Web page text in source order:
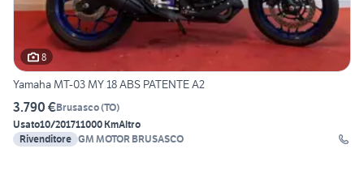
8
Yamaha MT-03 MY 18 ABS PATENTE A2
3.790 €Brusasco(TO)
Usato10/201711000 KmAltro
Rivenditore GM MOTOR BRUSASCO